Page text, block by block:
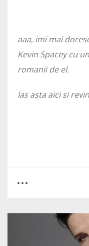
aaa, imi mai
Kevin Spacey cu
romanii de el.
las asta aici si